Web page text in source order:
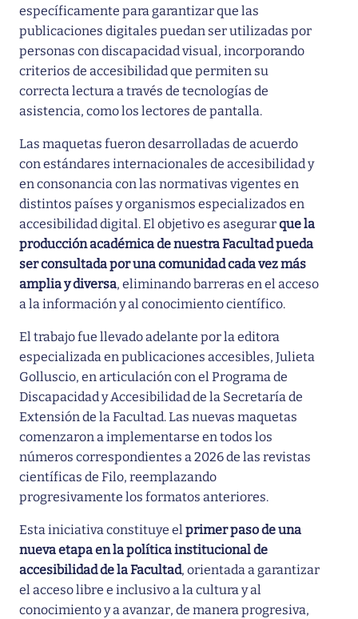
específicamente para garantizar que las
publicaciones digitales puedan ser utilizadas por
personas con discapacidad visual, incorporando
criterios de accesibilidad que permiten su
correcta lectura a través de tecnologías de
asistencia, como los lectores de pantalla.
Las maquetas fueron desarrolladas de acuerdo
con estándares internacionales de accesibilidad y
en consonancia con las normativas vigentes en
distintos países y organismos especializados en
accesibilidad digital. El objetivo es asegurarque la
producción académica de nuestra Facultad pueda
ser consultada por una comunidad cada vez más
amplia y diversa, eliminando barreras en el acceso
a la información y al conocimiento científico.
El trabajo fue llevado adelante por la editora
especializada en publicaciones accesibles, Julieta
Golluscio, en articulación con el Programa de
Discapacidad y Accesibilidad de la Secretaría de
Extensión de la Facultad. Las nuevas maquetas
comenzaron a implementarse en todos los
números correspondientes a 2026 de las revistas
científicas de Filo, reemplazando
progresivamente los formatos anteriores.
Esta iniciativa constituye elprimer paso de una
nueva etapa en la política institucional de
accesibilidad de la Facultad, orientada a garantizar
el acceso libre e inclusivo a la cultura y al
conocimiento y a avanzar, de manera progresiva,